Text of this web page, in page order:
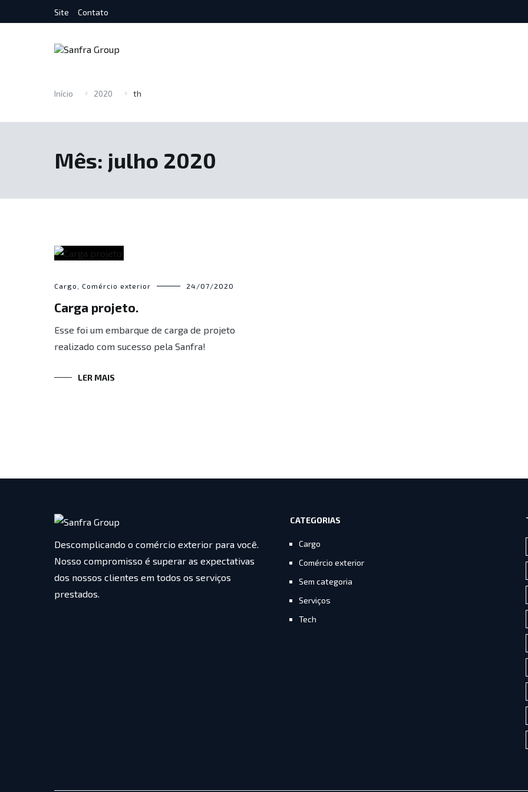
Site Contato
Início 2020 th
Mês: julho 2020
Cargo Comércio exterior 24/07/2020
Carga projeto.
Esse foi um embarque de carga de projeto
realizado com sucesso pela Sanfra!
LER MAIS
Descomplicando o comércio exterior para você.
Nosso compromisso é superar as expectativas
dos nossos clientes em todos os serviços
prestados.
CATEGORIAS
Cargo
Comércio exterior
Sem categoria
Serviços
Tech